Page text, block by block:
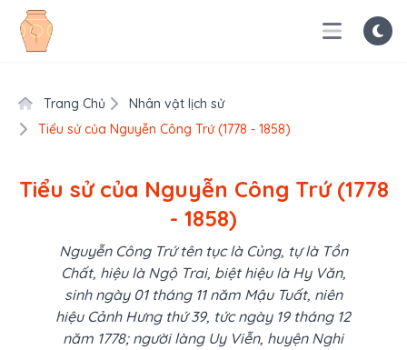
Trang Chủ
Nhân vật lịch sử
Tiểu sử của Nguyễn Công Trứ (1778 - 1858)
Tiểu sử của Nguyễn Công Trứ (1778
- 1858)
Nguyễn Công Trứ tên tục là Củng, tự là Tồn
Chất, hiệu là Ngộ Trai, biệt hiệu là Hy Văn,
sinh ngày 01 tháng 11 năm Mậu Tuất, niên
hiệu Cảnh Hưng thứ 39, tức ngày 19 tháng 12
năm 1778; người làng Uy Viễn, huyện Nghi